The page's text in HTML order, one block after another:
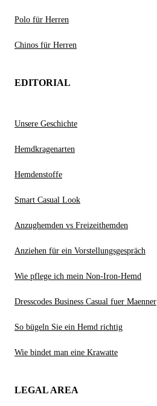
Polo für Herren
Chinos für Herren
EDITORIAL
Unsere Geschichte
Hemdkragenarten
Hemdenstoffe
Smart Casual Look
Anzughemden vs Freizeithemden
Anziehen für ein Vorstellungsgespräch
Wie pflege ich mein Non-Iron-Hemd
Dresscodes Business Casual fuer Maenner
So bügeln Sie ein Hemd richtig
Wie bindet man eine Krawatte
LEGAL AREA